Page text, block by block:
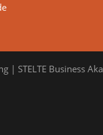
| STELTE Business